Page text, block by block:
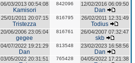
06/03/2013 00:54:08
Kamisori
842096 12/02/2016 06:09:50
Dan
25/01/2011 20:07:15
Tristezza
816795 26/02/2011 12:31:49
Todius
20/06/2006 23:05:04
gegee
816761 26/04/2007 07:32:47
skb
04/07/2022 19:21:29
Dan
813548 23/02/2023 16:58:56
Dan
03/05/2022 20:31:51 765428 04/05/2022 17:21:38